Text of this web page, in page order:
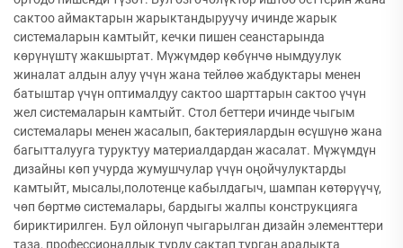
сактоо аймактарын жарыктандыруучу ичинде жарык
системаларын камтыйт, кечки пишен сеанстарында
көрүнүштү жакшыртат. Мүжүмдөр көбүнчө нымдуулук
жиналат алдын алуу үчүн жана тейлөө жабдуктары менен
батыштар үчүн оптималдуу сактоо шарттарын сактоо үчүн
жел системаларын камтыйт. Стол беттери ичинде чыгым
системалары менен жасалып, бактериялардын өсүшүнө жана
багытталууга туруктуу материалдардан жасалат. Мүжүмдүн
дизайны көп учурда жумушчулар үчүн оңойчулуктарды
камтыйт, мысалы,полотенце кабылдагыч, шампан көтөрүүчү,
чөп бөртмө системалары, бардыгы жалпы конструкцияга
бириктирилген. Бул ойлонуп чыгарылган дизайн элементтери
таза, профессионалдык түрдү сактап турган аралыкта